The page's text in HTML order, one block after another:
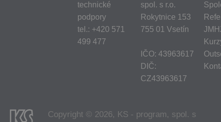
technické
podpory
tel.: +420 571
499 477
spol. s r.o.
Rokytnice 153
755 01 Vsetín
IČO: 43963617
DIČ:
CZ43963617
Copyright © 2026, KS - program, spol. s